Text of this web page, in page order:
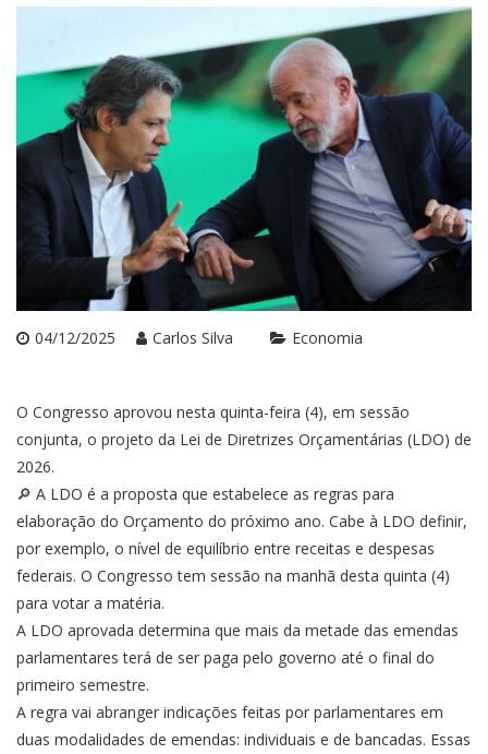
04/12/2025 Carlos Silva Economia
O Congresso aprovou nesta quinta-feira (4), em sessão
conjunta, o projeto da Lei de Diretrizes Orçamentárias (LDO) de
2026.
🔎 A LDO é a proposta que estabelece as regras para
elaboração do Orçamento do próximo ano. Cabe à LDO definir,
por exemplo, o nível de equilíbrio entre receitas e despesas
federais. O Congresso tem sessão na manhã desta quinta (4)
para votar a matéria.
A LDO aprovada determina que mais da metade das emendas
parlamentares terá de ser paga pelo governo até o final do
primeiro semestre.
A regra vai abranger indicações feitas por parlamentares em
duas modalidades de emendas: individuais e de bancadas. Essas